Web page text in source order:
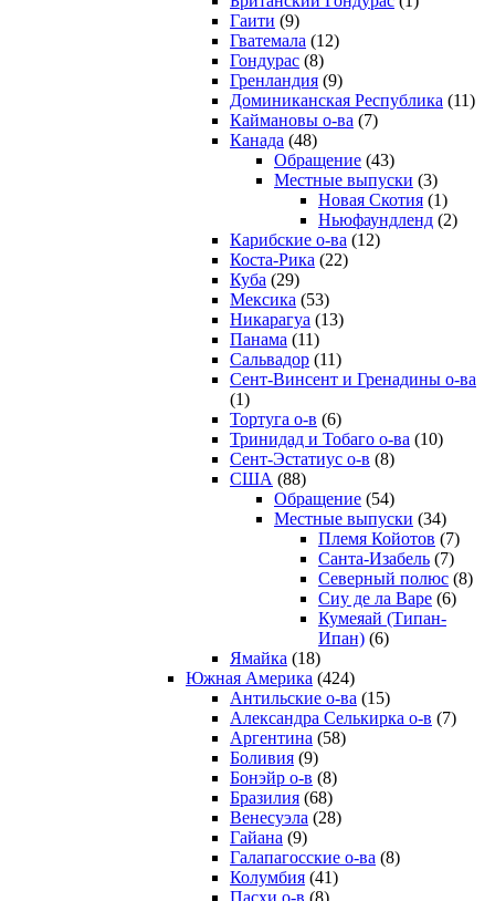
Гаити (9)
Гватемала (12)
Гондурас (8)
Гренландия (9)
Доминиканская Республика (11)
Каймановы о-ва (7)
Канада (48)
Обращение (43)
Местные выпуски (3)
Новая Скотия (1)
Ньюфаундленд (2)
Карибские о-ва (12)
Коста-Рика (22)
Куба (29)
Мексика (53)
Никарагуа (13)
Панама (11)
Сальвадор (11)
Сент-Винсент и Гренадины о-ва
(1)
Тортуга о-в (6)
Тринидад и Тобаго о-ва (10)
Сент-Эстатиус о-в (8)
США (88)
Обращение (54)
Местные выпуски (34)
Племя Койотов (7)
Санта-Изабель (7)
Северный полюс (8)
Сиу де ла Варе (6)
Кумеяай (Типан-
Ипан) (6)
Ямайка (18)
Южная Америка (424)
Антильские о-ва (15)
Александра Селькирка о-в (7)
Аргентина (58)
Боливия (9)
Бонэйр о-в (8)
Бразилия (68)
Венесуэла (28)
Гайана (9)
Галапагосские о-ва (8)
Колумбия (41)
Пасхи о-в (8)